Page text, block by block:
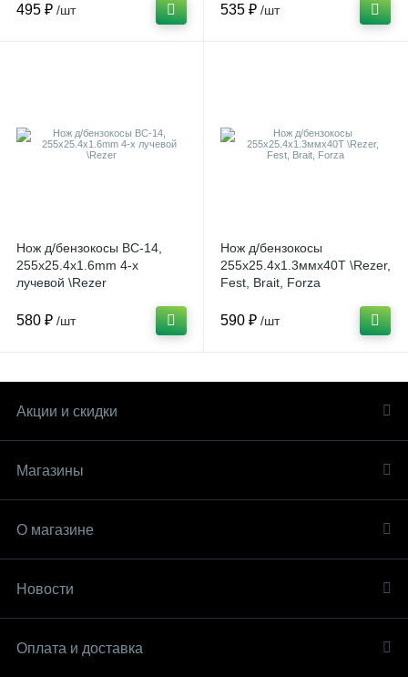
495 ₽ /шт 535 ₽ /шт
Нож д/бензокосы ВС-14,
255х25.4x1.6mm 4-х
лучевой \Rezer
580 ₽ /шт
Нож д/бензокосы
255х25.4х1.3ммх40Т \Rezer,
Fest, Brait, Forza
590 ₽ /шт
Акции и скидки
Магазины
О магазине
Новости
Оплата и доставка